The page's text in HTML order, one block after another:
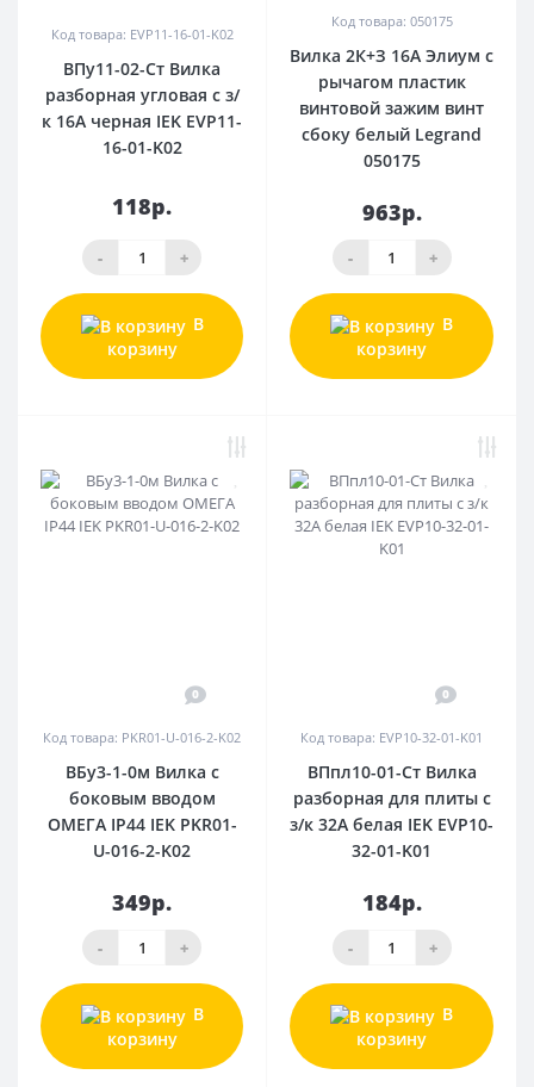
Код товара: EVP11-16-01-K02
ВПу11-02-Ст Вилка
разборная угловая с з/
к 16А черная IEK EVP11-
16-01-K02
118р.
- +
В
корзину
Код товара: 050175
Вилка 2К+З 16А Элиум с
рычагом пластик
винтовой зажим винт
сбоку белый Legrand
050175
963р.
- +
В
корзину
0
Код товара: PKR01-U-016-2-K02
ВБу3-1-0м Вилка с
боковым вводом
ОМЕГА IP44 IEK PKR01-
U-016-2-K02
349р.
- +
В
корзину
0
Код товара: EVP10-32-01-K01
ВПпл10-01-Ст Вилка
разборная для плиты с
з/к 32А белая IEK EVP10-
32-01-K01
184р.
- +
В
корзину